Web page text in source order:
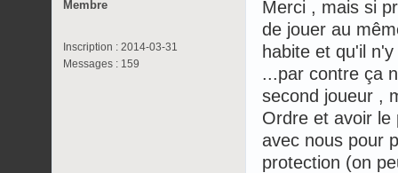
Membre
Inscription : 2014-03-31
Messages : 159
Merci , mais si
de jouer au
habite et qu'il
...par contre ça
second joueur ,
Ordre et avoir le
avec nous pour
protection (on